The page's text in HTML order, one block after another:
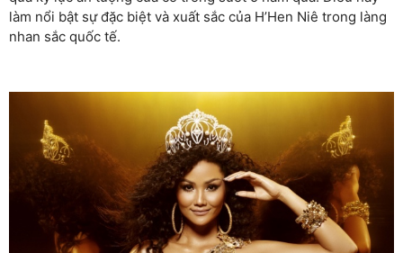
làm nổi bật sự đặc biệt và xuất sắc của H’Hen Niê trong làng
nhan sắc quốc tế.